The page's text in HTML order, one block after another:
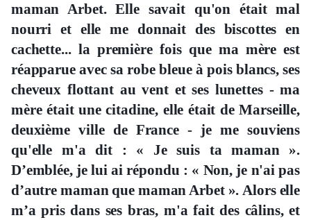
maman Arbet. Elle savait qu'on était mal
nourri et elle me donnait des biscottes en
cachette... la première fois que ma mère est
réapparue avec sa robe bleue à pois blancs, ses
cheveux flottant au vent et ses lunettes - ma
mère était une citadine, elle était de Marseille,
deuxième ville de France - je me souviens
qu'elle m'a dit : « Je suis ta maman ».
D’emblée, je lui ai répondu : « Non, je n'ai pas
d’autre maman que maman Arbet ». Alors elle
m’a pris dans ses bras, m'a fait des câlins, et